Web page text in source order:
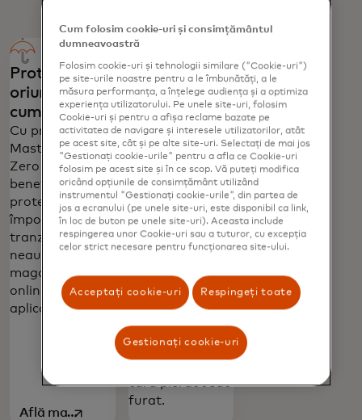
Protecție
oriunde faci
cumpărături
Cu protecția
Mastercard
Zero Liability,
beneficiezi de
protecție
împotriva
tranzacțiilor
neautorizate în
magazine,
online și în
aplicații.
Află mai
Servicii
pentru
situații de
urgență la
nivel global
Apelează 1-800-
MASTERCARD
(1-800-627-
8372) în SUA
sau +1-636-
afara SUA
pentru asistență
disponibilă
nonstop dacă
dorești să
card pierdut sau
furat.
Cum folosim cookie-uri și consimțământul
dumneavoastră
Folosim cookie-uri și tehnologii similare ("Cookie-uri")
pe site-urile noastre pentru a le îmbunătăți, a le
măsura performanța, a înțelege audiența și a optimiza
experiența utilizatorului. Pe unele site-uri, folosim
Cookie-uri și pentru a afișa reclame bazate pe
activitatea de navigare și interesele utilizatorilor, atât
pe acest site, cât și pe alte site-uri. Selectați de mai jos
"Gestionați cookie-urile" pentru a afla ce Cookie-uri
folosim pe acest site și în ce scop. Vă puteți modifica
oricând opțiunile de consimțământ utilizând
instrumentul "Gestionați cookie-urile", din partea de
jos a ecranului (pe unele site-uri, este disponibil ca link,
în loc de buton pe unele site-uri). Aceasta include
respingerea unor Cookie-uri sau a tuturor, cu excepția
celor strict necesare pentru funcționarea site-ului.
Acceptați cookie-uri Respingeți toate
Gestionați cookie-uri